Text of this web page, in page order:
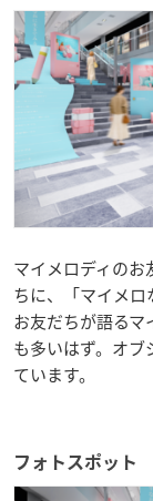
マイメロディの
ちに、「マイメロ
お友だちが語るマ
も多いはず。オ
ています。
フォトスポット